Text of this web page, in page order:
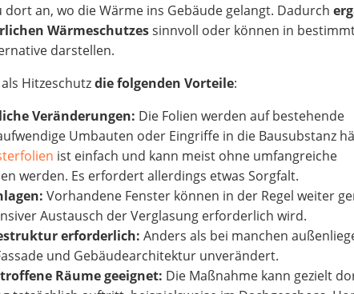
an, wo die Wärme ins Gebäude gelangt. Dadurch
Wärmeschutzessinnvoll oder können in
darstellen.
Hitzeschutzdie folgenden Vorteile:
Veränderungen: Die Folien werden auf bestehende
Umbauten oder Eingriffe in die Bausubstanz
ist einfach und kann meist ohne umfangreiche
werden. Es erfordert allerdings etwas Sorgfalt.
Vorhandene Fenster können in der Regel weiter
Austausch der Verglasung erforderlich wird.
erforderlich: Anders als bei manchen
und Gebäudearchitektur unverändert.
Räume geeignet: Die Maßnahme kann gezielt